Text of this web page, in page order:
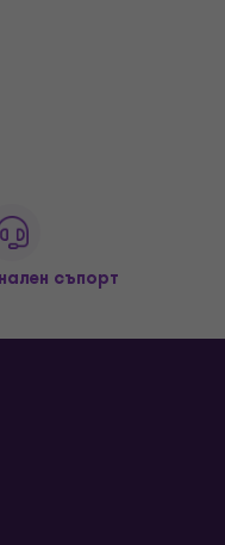
съпорт